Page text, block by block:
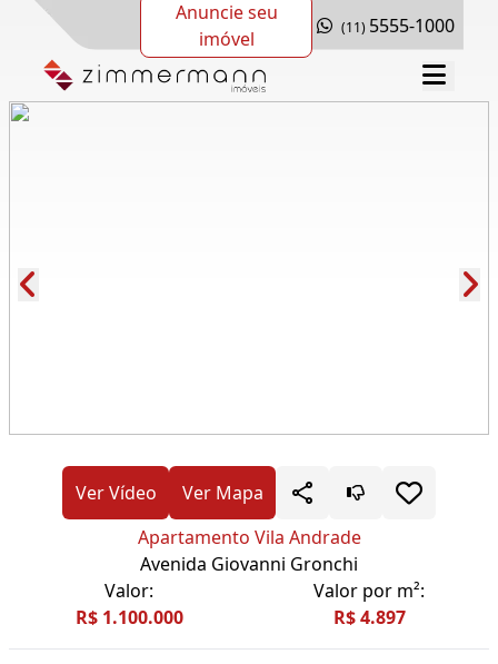
Anuncie seu
imóvel
(11) 5555-1000
Ver Vídeo
Ver Mapa
Apartamento Vila Andrade
Avenida Giovanni Gronchi
Valor:
R$ 1.100.000
Valor por m²:
R$ 4.897